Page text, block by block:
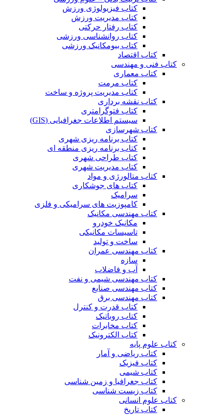
کتاب فیزیولوژی ورزش
کتاب مدیریت ورزش
کتاب رفتار حرکتی
کتاب روانشناسی ورزشی
کتاب بیومکانیک ورزشی
کتاب اقتصاد
کتاب فنی و مهندسی
کتاب معماری
کتاب مرمت
کتاب مدیریت پروژه و ساخت
کتاب نقشه برداری
کتاب فتوگرامتری
سیستم اطلاعات جغرافیایی (GIS)
کتاب شهرسازی
کتاب برنامه ریزی شهری
کتاب برنامه ریزی منطقه ای
کتاب طراحی شهری
کتاب مدیریت شهری
کتاب متالورژی و مواد
کتاب های جوشکاری
سرامیک
کامپوزیت های سرامیکی و فلزی
کتاب مهندسی مکانیک
مکانیک خودرو
تاسیسات مکانیکی
ساخت و تولید
کتاب مهندسی عمران
سازه
آب و فاضلاب
کتاب مهندسی شیمی و نفت
کتاب مهندسی صنایع
کتاب مهندسی برق
کتاب قدرت و کنترل
کتاب روباتیک
کتاب مخابرات
کتاب الکترونیک
کتاب علوم پایه
کتاب ریاضی و آمار
کتاب فیزیک
کتاب شیمی
کتاب جغرافیا و زمین شناسی
کتاب زیست شناسی
کتاب علوم انسانی
کتاب تاریخ